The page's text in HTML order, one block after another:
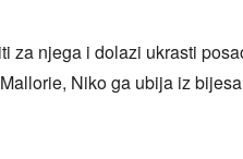
za njega i dolazi ukrasti
Niko ga ubija iz